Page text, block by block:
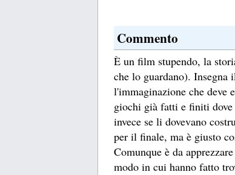
Commento
È un film stupendo, la
che lo guardano). Insegna
l'immaginazione che deve
giochi già fatti e finiti dove
invece se li dovevano
per il finale, ma è giusto
Comunque è da
modo in cui hanno fatto